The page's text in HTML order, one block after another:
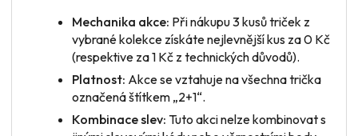
Mechanika akce: Při nákupu 3 kusů triček z
vybrané kolekce získáte nejlevnější kus za 0 Kč
(respektive za 1 Kč z technických důvodů).
Platnost: Akce se vztahuje na všechna trička
označená štítkem „2+1“.
Kombinace slev: Tuto akci nelze kombinovat s